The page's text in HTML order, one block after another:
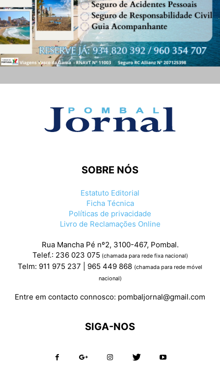
SOBRE NÓS
Estatuto Editorial
Ficha Técnica
Políticas de privacidade
Livro de Reclamações Online
Rua Mancha Pé nº2, 3100-467, Pombal.
Telef.: 236 023 075 (chamada para rede fixa nacional)
Telm: 911 975 237 | 965 449 868 (chamada para rede móvel
nacional)
Entre em contacto connosco: pombaljornal@gmail.com
SIGA-NOS